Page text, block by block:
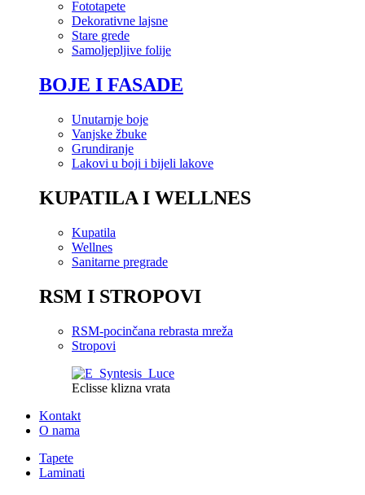
Fototapete
Dekorativne lajsne
Stare grede
Samoljepljive folije
BOJE I FASADE
Unutarnje boje
Vanjske žbuke
Grundiranje
Lakovi u boji i bijeli lakove
KUPATILA I WELLNES
Kupatila
Wellnes
Sanitarne pregrade
RSM I STROPOVI
RSM-pocinčana rebrasta mreža
Stropovi
Eclisse klizna vrata
Kontakt
O nama
Tapete
Laminati